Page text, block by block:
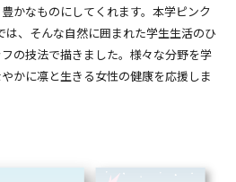
かなものにしてくれます。本学ピンク
は、そんな自然に囲まれた学生生活のひ
の技法で描きました。様々な分野を学
かに凛と生きる女性の健康を応援しま